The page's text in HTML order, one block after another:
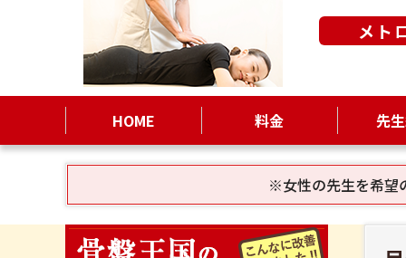
メト
HOME 料金 先
※女性の先生を希望